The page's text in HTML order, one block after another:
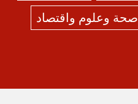
صحة وعلوم واقتصاد